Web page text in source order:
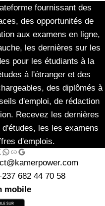
fournissant des
des opportunités de
aux examens en ligne,
les dernières sur les
pour les étudiants à la
à l'étranger et des
des diplômés à
d'emploi, de rédaction
Recevez les dernières
les les examens
d'emplois.
WhatsApp Link Google
682 44 70 58
mobile